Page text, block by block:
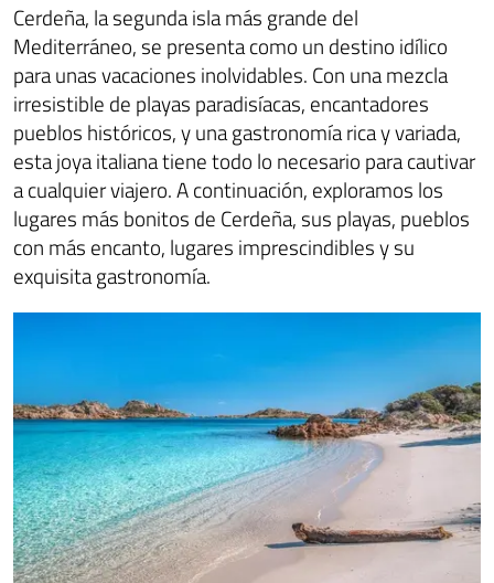
Cerdeña, la segunda isla más grande del
Mediterráneo, se presenta como un destino idílico
para unas vacaciones inolvidables. Con una mezcla
irresistible de playas paradisíacas, encantadores
pueblos históricos, y una gastronomía rica y variada,
esta joya italiana tiene todo lo necesario para cautivar
a cualquier viajero. A continuación, exploramos los
lugares más bonitos de Cerdeña, sus playas, pueblos
con más encanto, lugares imprescindibles y su
exquisita gastronomía.